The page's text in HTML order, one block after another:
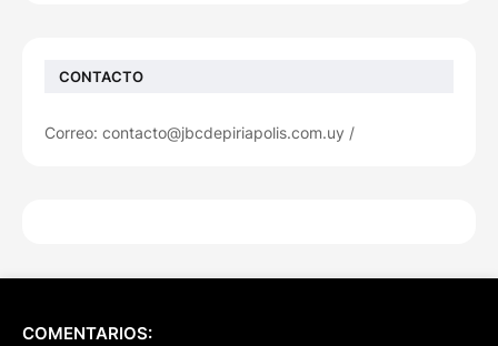
CONTACTO
Correo: contacto@jbcdepiriapolis.com.uy /
COMENTARIOS: